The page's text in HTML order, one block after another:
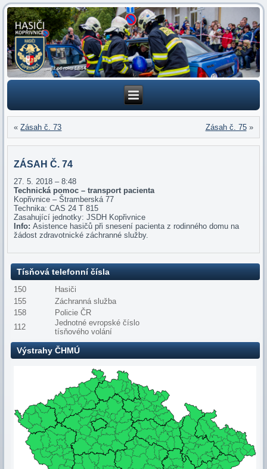
«Zásah č. 73 Zásah č. 75»
ZÁSAH Č. 74
27. 5. 2018 – 8:48
Technická pomoc – transport pacienta
Kopřivnice – Štramberská 77
Technika: CAS 24 T 815
Zasahující jednotky: JSDH Kopřivnice
Info: Asistence hasičů při snesení pacienta z rodinného domu na
žádost zdravotnické záchranné služby.
Tísňová telefonní čísla
150
Hasiči
155
Záchranná služba
158
Policie ČR
112
Jednotné evropské číslo
tísňového volání
Výstrahy ČHMÚ